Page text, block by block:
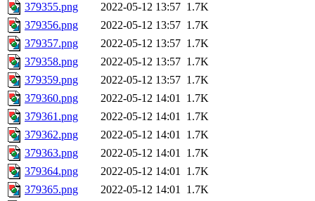
379355.png 2022-05-12 13:57 1.7K
379356.png
2022-05-12 13:57 1.7K
379357.png
2022-05-12 13:57 1.7K
379358.png
2022-05-12 13:57 1.7K
379359.png
2022-05-12 13:57 1.7K
379360.png
2022-05-12 14:01 1.7K
379361.png
2022-05-12 14:01 1.7K
379362.png
2022-05-12 14:01 1.7K
379363.png
2022-05-12 14:01 1.7K
379364.png
2022-05-12 14:01 1.7K
379365.png
2022-05-12 14:01 1.7K